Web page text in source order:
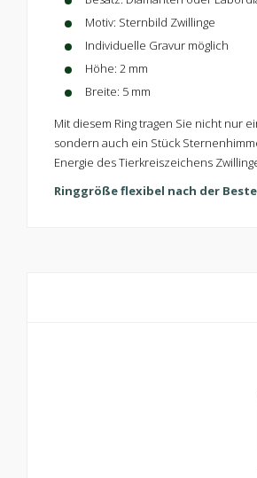
Motiv: Sternbild Zwillinge
Individuelle Gravur möglich
Höhe: 2 mm
Breite: 5 mm
Mit diesem Ring tragen Sie nicht nur
sondern auch ein Stück
Energie des Tierkreiszeichens
Ringgröße flexibel nach der